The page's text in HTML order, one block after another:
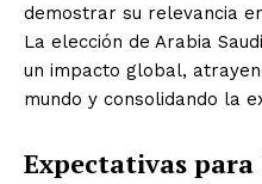
demostrar su relevancia
La elección de Arabia
un impacto global,
mundo y consolidando la
Expectativas